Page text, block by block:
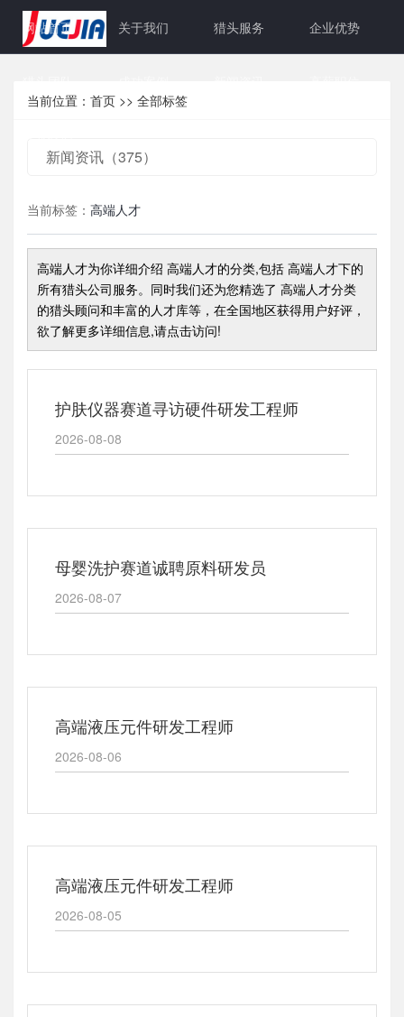
网站首页 关于我们 猎头服务 企业优势
当前位置： 首页 >> 全部标签
新闻资讯（375）
当前标签： 高端人才
高端人才为你详细介绍 高端人才的分类,包括 高端人才下的
所有猎头公司服务。同时我们还为您精选了 高端人才分类
的猎头顾问和丰富的人才库等，在全国地区获得用户好评，
欲了解更多详细信息,请点击访问!
护肤仪器赛道寻访硬件研发工程师
2026-08-08
母婴洗护赛道诚聘原料研发员
2026-08-07
高端液压元件研发工程师
2026-08-06
高端液压元件研发工程师
2026-08-05